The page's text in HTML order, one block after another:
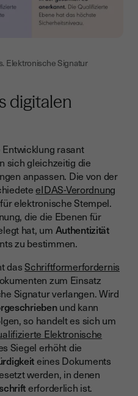
Elektronische Signatur
digitalen
rasant
sich gleichzeitig die
anpassen. Die von der
eIDAS-Verordnung
elektronische Stempel.
die die Ebenen für
hat, um Authentizität
zu bestimmen.
dasSchriftformerfordernis
zum Einsatz
Signatur verlangen. Wird
und kann
so handelt es sich um
Elektronische
Siegel erhöht die
eines Dokuments
werden, in denen
erforderlich ist.